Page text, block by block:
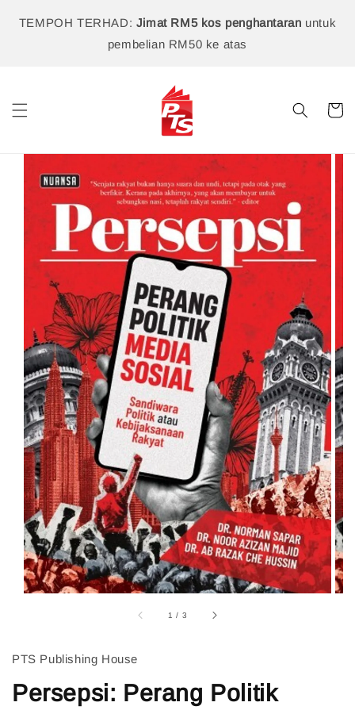
TEMPOH TERHAD: Jimat RM5 kos penghantaran untuk
pembelian RM50 ke atas
1 / 3
PTS Publishing House
Persepsi: Perang Politik